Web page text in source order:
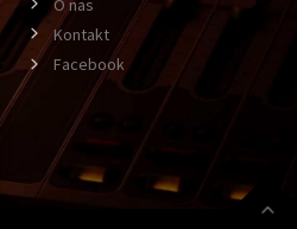
O nas
Kontakt
Facebook